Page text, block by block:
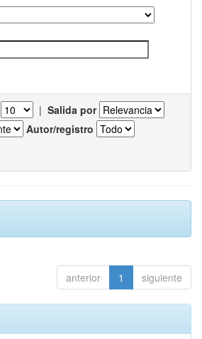
| Salida por
Autor/registro
anterior 1 siguiente